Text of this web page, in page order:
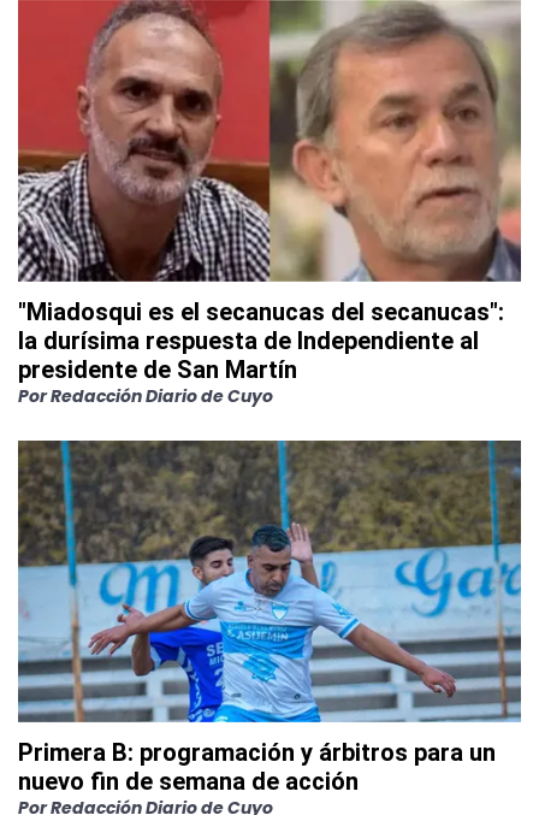
"Miadosqui es el secanucas del secanucas":
la durísima respuesta de Independiente al
presidente de San Martín
PorRedacción Diario de Cuyo
Primera B: programación y árbitros para un
nuevo fin de semana de acción
PorRedacción Diario de Cuyo